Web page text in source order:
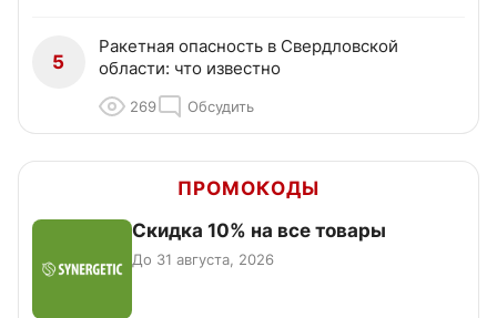
5
Ракетная опасность в Свердловской
области: что известно
269 Обсудить
ПРОМОКОДЫ
Скидка 10% на все товары
До 31 августа, 2026